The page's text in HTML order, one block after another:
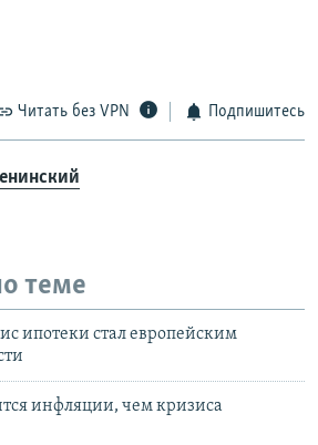
Читать без VPN Подпишитесь
теме
ипотеки стал европейским
инфляции, чем кризиса